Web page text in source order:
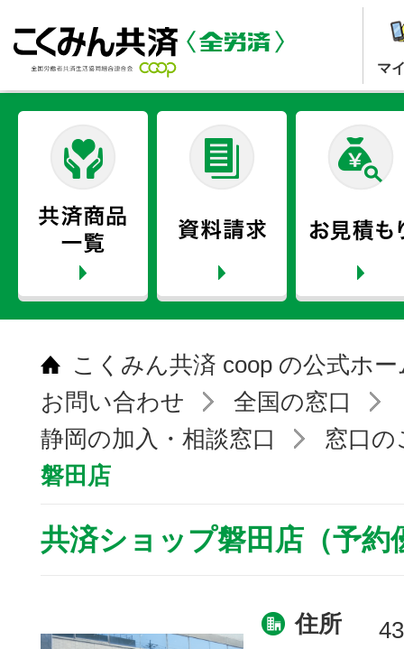
マ
こくみん共済 coop の公式ホ
お問い合わせ
全国の窓口
静岡の加入・相談窓口
窓口の
磐田店
共済ショップ磐田店（予約
住所